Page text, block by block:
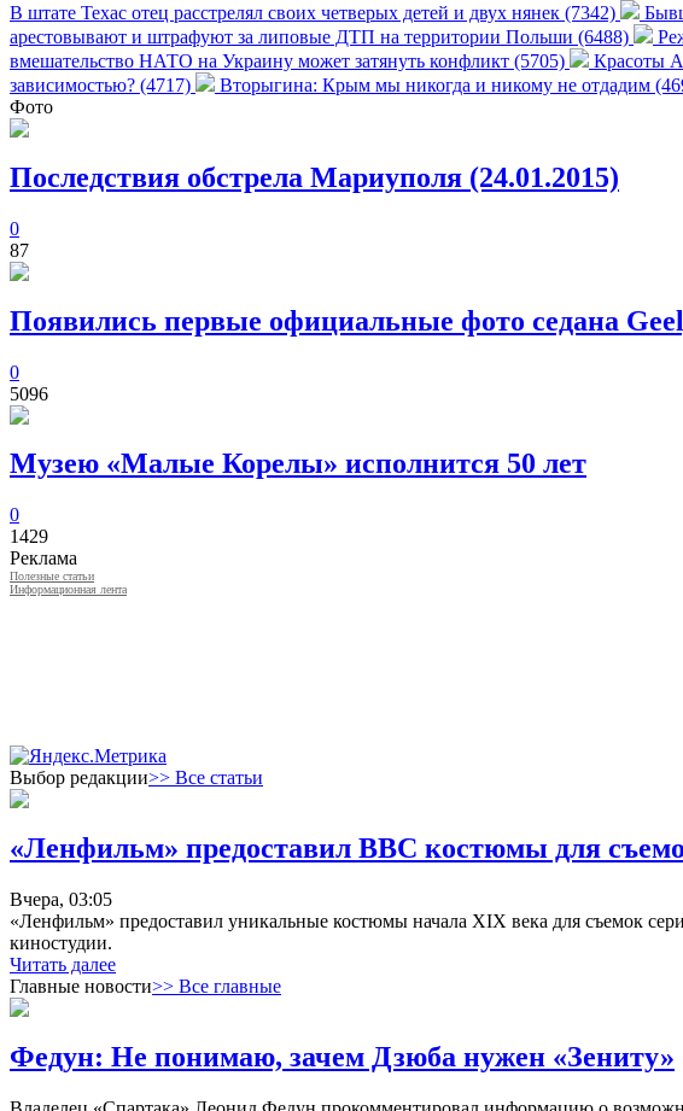
В штате Техас отец расстрелял своих четверых детей и двух нянек (7342)
арестовывают и штрафуют за липовые ДТП на территории Польши (6488)
вмешательство НАТО на Украину может затянуть конфликт (5705)
Красоты
зависимостью? (4717)
Вторыгина: Крым мы никогда и никому не отдадим
Фото
Последствия обстрела Мариуполя (24.01.2015)
0
87
Появились первые официальные фото седана
0
5096
Музею «Малые Корелы» исполнится 50 лет
0
1429
Реклама
Полезные статьи
Информационная лента
Выбор редакции>> Все статьи
«Ленфильм» предоставил ВВС костюмы для
Вчера, 03:05
«Ленфильм» предоставил уникальные костюмы начала XIX века для съемок
киностудии.
Читать далее
Главные новости>> Все главные
Федун: Не понимаю, зачем Дзюба нужен «Зениту»